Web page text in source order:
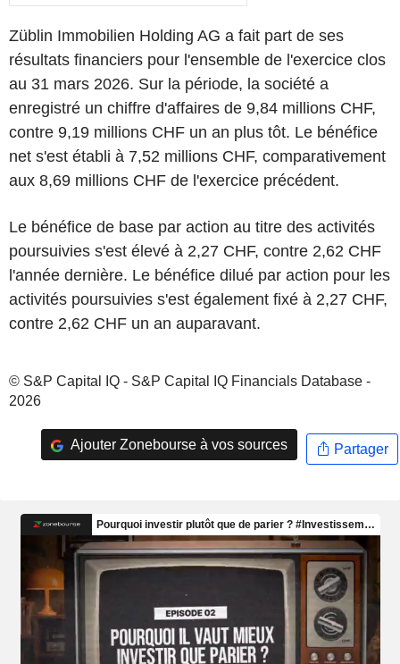
Züblin Immobilien Holding AG a fait part de ses
résultats financiers pour l'ensemble de l'exercice clos
au 31 mars 2026. Sur la période, la société a
enregistré un chiffre d'affaires de 9,84 millions CHF,
contre 9,19 millions CHF un an plus tôt. Le bénéfice
net s'est établi à 7,52 millions CHF, comparativement
aux 8,69 millions CHF de l'exercice précédent.
Le bénéfice de base par action au titre des activités
poursuivies s'est élevé à 2,27 CHF, contre 2,62 CHF
l'année dernière. Le bénéfice dilué par action pour les
activités poursuivies s'est également fixé à 2,27 CHF,
contre 2,62 CHF un an auparavant.
© S&P Capital IQ - S&P Capital IQ Financials Database -
2026
Ajouter Zonebourse à vos sources Partager